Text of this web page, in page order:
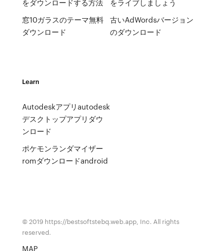
をダウンロードする方法
窓10ガラスのテーマ無料
ダウンロード
をライブしましょう
古いAdWordsバージョン
のダウンロード
Learn
Autodeskアプリautodesk
デスクトップアプリダウ
ンロード
ポケモンランダマイザー
romダウンロードandroid
© 2019 https://bestsoftstebq.web.app, Inc. All rights
reserved.
MAP